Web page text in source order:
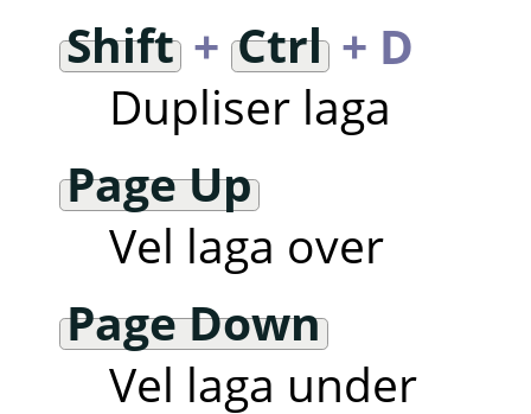
Shift+ Ctrl + D
Dupliser laga
Page Up
Vel laga over
Page Down
Vel laga under